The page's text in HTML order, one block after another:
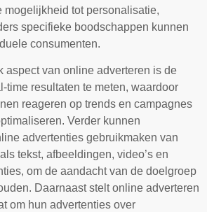
mogelijkheid tot personalisatie,
specifieke boodschappen kunnen
consumenten.
aspect van online adverteren is de
time resultaten te meten, waardoor
reageren op trends en campagnes
Verder kunnen
advertenties gebruikmaken van
tekst, afbeeldingen, video’s en
om de aandacht van de doelgroep
Daarnaast stelt online adverteren
om hun advertenties over